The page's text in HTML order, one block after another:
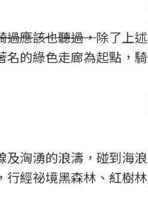
過應該也聽過，除了上述
名的綠色走廊為起點，騎
及洶湧的浪濤，碰到海浪
行經祕境黑森林、紅樹林